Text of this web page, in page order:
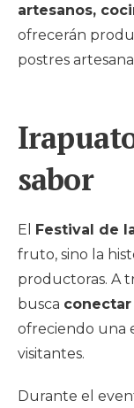
artesanos,
ofrecerán
postres
sabor
El Festival de
fruto, sino la
productoras. A
busca
ofreciendo una
visitantes.
Durante el